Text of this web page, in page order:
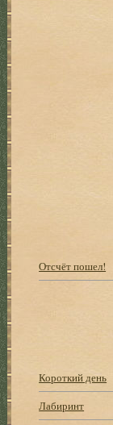
Отсчёт пошел!
Короткий день
Лабиринт